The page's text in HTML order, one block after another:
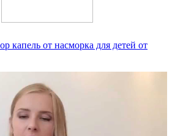
капель от насморка для детей от